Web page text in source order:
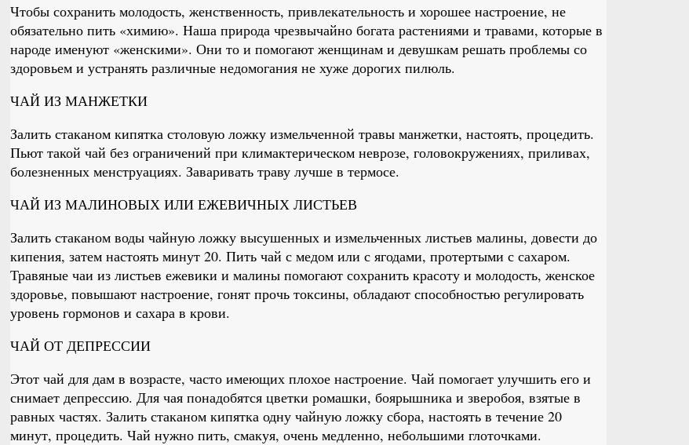
Чтобы сохранить молодость, женственность, привлекательность и хорошее настроение, не
обязательно пить «химию». Наша природа чрезвычайно богата растениями и травами, которые в
народе именуют «женскими». Они то и помогают женщинам и девушкам решать проблемы со
здоровьем и устранять различные недомогания не хуже дорогих пилюль.
ЧАЙ ИЗ МАНЖЕТКИ
Залить стаканом кипятка столовую ложку измельченной травы манжетки, настоять, процедить.
Пьют такой чай без ограничений при климактерическом неврозе, головокружениях, приливах,
болезненных менструациях. Заваривать траву лучше в термосе.
ЧАЙ ИЗ МАЛИНОВЫХ ИЛИ ЕЖЕВИЧНЫХ ЛИСТЬЕВ
Залить стаканом воды чайную ложку высушенных и измельченных листьев малины, довести до
кипения, затем настоять минут 20. Пить чай с медом или с ягодами, протертыми с сахаром.
Травяные чаи из листьев ежевики и малины помогают сохранить красоту и молодость, женское
здоровье, повышают настроение, гонят прочь токсины, обладают способностью регулировать
уровень гормонов и сахара в крови.
ЧАЙ ОТ ДЕПРЕССИИ
Этот чай для дам в возрасте, часто имеющих плохое настроение. Чай помогает улучшить его и
снимает депрессию. Для чая понадобятся цветки ромашки, боярышника и зверобоя, взятые в
равных частях. Залить стаканом кипятка одну чайную ложку сбора, настоять в течение 20
минут, процедить. Чай нужно пить, смакуя, очень медленно, небольшими глоточками.